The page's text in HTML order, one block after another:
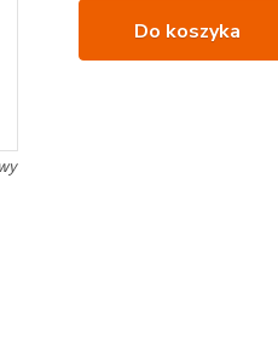
Do koszyka